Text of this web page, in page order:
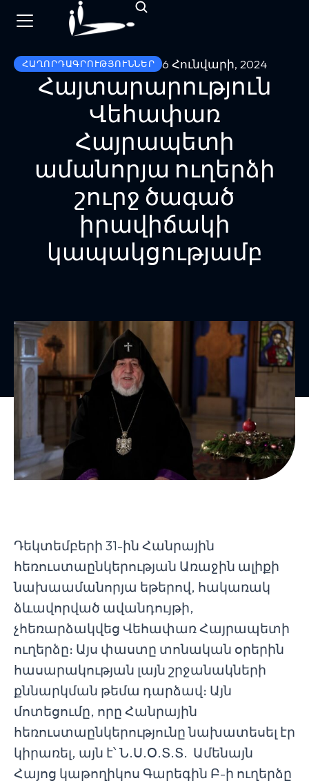
ՀԱՂՈՐԴԱԳՐՈՒԹՅՈՒՆՆԵՐ 6 Հունվարի, 2024
Հայտարարություն
Վեհափառ
Հայրապետի
ամանորյա ուղերձի
շուրջ ծագած
իրավիճակի
կապակցությամբ
Դեկտեմբերի 31-ին Հանրային
հեռուստաընկերության Առաջին ալիքի
նախաամանորյա եթերով, հակառակ
ձևավորված ավանդույթի,
չհեռարձակվեց Վեհափառ Հայրապետի
ուղերձը։ Այս փաստը տոնական օրերին
հասարակության լայն շրջանակների
քննարկման թեմա դարձավ։ Այն
մոտեցումը, որը Հանրային
հեռուստաընկերությունը նախատեսել էր
կիրառել, այն է՝ Ն.Ս.Օ.Տ.Տ. Ամենայն
Հայոց կաթողիկոս Գարեգին Բ-ի ուղերձը